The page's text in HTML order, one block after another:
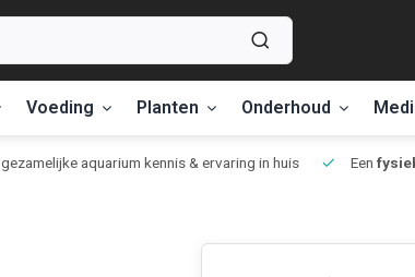
Voeding Planten Onderhoud
gezamelijke aquarium kennis & ervaring in huis Een